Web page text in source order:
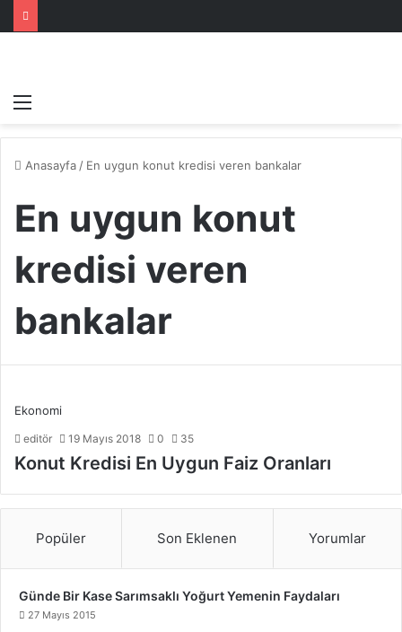
Menü
Anasayfa / En uygun konut kredisi veren bankalar
En uygun konut
kredisi veren
bankalar
Ekonomi
editör 19 Mayıs 2018 0 35
Konut Kredisi En Uygun Faiz Oranları
Popüler Son Eklenen Yorumlar
Günde Bir Kase Sarımsaklı Yoğurt Yemenin Faydaları
27 Mayıs 2015